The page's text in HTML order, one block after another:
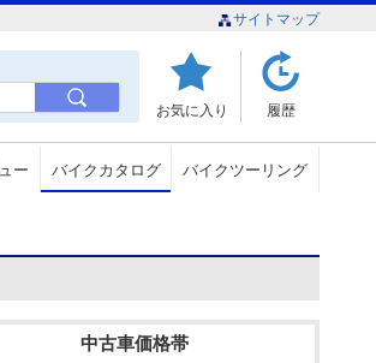
サイトマップ
お気に入り 履歴
ー バイクカタログ バイクツーリング
中古車価格帯